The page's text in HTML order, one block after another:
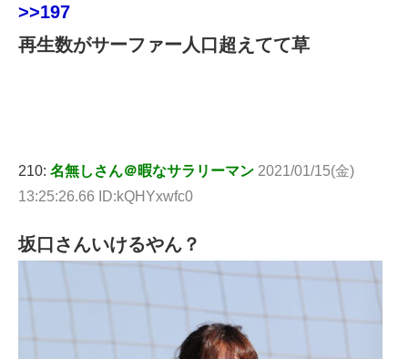
>>197
再生数がサーファー人口超えてて草
210: 名無しさん＠暇なサラリーマン 2021/01/15(金)
13:25:26.66 ID:kQHYxwfc0
坂口さんいけるやん？